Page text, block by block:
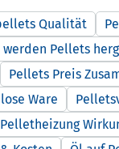
Qualität
werden Pellets
Pellets Preis
Ware
Pelletheizung